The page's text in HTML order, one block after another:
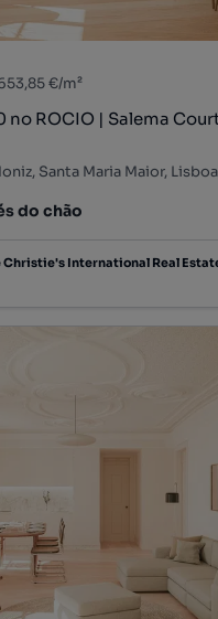
€/m²
no ROCIO | Salema
Santa Maria Maior,
do chão
Christie's International Real